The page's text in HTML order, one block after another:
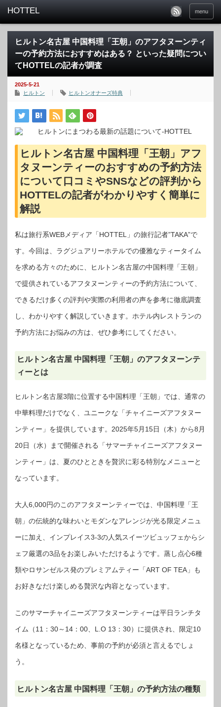
menu
ヒルトン名古屋 中国料理「王朝」のアフタヌーンティ
ーの予約方法におすすめはある？ といった疑問につい
てHOTTELの記者が調査
2025-5-21
ヒルトン
ヒルトンオナーズ特典
ヒルトン名古屋 中国料理「王朝」アフ
タヌーンティーのおすすめの予約方法
について口コミやSNSなどの評判から
HOTTELの記者がわかりやすく簡単に
解説
私は旅行系WEBメディア「HOTTEL」の旅行記者”TAKA”で
す。今回は、ラグジュアリーホテルでの優雅なティータイム
を求める方々のために、ヒルトン名古屋の中国料理「王朝」
で提供されているアフタヌーンティーの予約方法について、
できるだけ多くの評判や実際の利用者の声を参考に徹底調査
し、わかりやすく解説していきます。ホテル内レストランの
予約方法にお悩みの方は、ぜひ参考にしてください。
ヒルトン名古屋 中国料理「王朝」のアフタヌーンテ
ィーとは
ヒルトン名古屋3階に位置する中国料理「王朝」では、通常の
中華料理だけでなく、ユニークな「チャイニーズアフタヌー
ンティー」を提供しています。2025年5月15日（木）から8月
20日（水）まで開催される「サマーチャイニーズアフタヌー
ンティー」は、夏のひとときを贅沢に彩る特別なメニューと
なっています。
大人6,000円のこのアフタヌーンティーでは、中国料理「王
朝」の伝統的な味わいとモダンなアレンジが光る限定メニュ
ーに加え、インプレイス3-3の人気スイーツビュッフェからシ
ェフ厳選の3品をお楽しみいただけるようです。蒸し点心6種
類やロサンゼルス発のプレミアムティー「ART OF TEA」も
お好きなだけ楽しめる贅沢な内容となっています。
このサマーチャイニーズアフタヌーンティーは平日ランチタ
イム（11：30～14：00、L.O 13：30）に提供され、限定10
名様となっているため、事前の予約が必須と言えるでしょ
う。
ヒルトン名古屋 中国料理「王朝」の予約方法の種類